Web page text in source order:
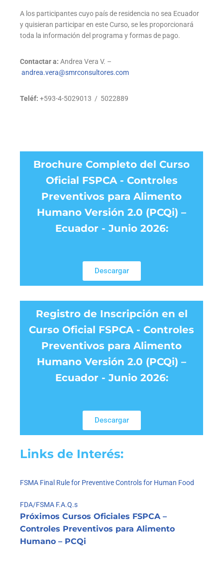
A los participantes cuyo país de residencia no sea Ecuador
y quisieran participar en este Curso, se les proporcionará
toda la información del programa y formas de pago.
Contactar a: Andrea Vera V. –
andrea.vera@smrconsultores.com
Teléf: +593-4-5029013 / 5022889
Brochure Completo del Curso
Oficial FSPCA - Controles
Preventivos para Alimento
Humano Versión 2.0 (PCQi) –
Ecuador - Junio 2026:
Descargar
Registro de Inscripción en el
Curso Oficial FSPCA - Controles
Preventivos para Alimento
Humano Versión 2.0 (PCQi) –
Ecuador - Junio 2026:
Descargar
Links de Interés:
FSMA Final Rule for Preventive Controls for Human Food
FDA/FSMA F.A.Q.s
Próximos Cursos Oficiales FSPCA –
Controles Preventivos para Alimento
Humano – PCQi